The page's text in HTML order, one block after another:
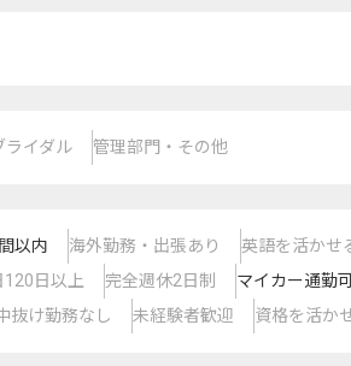
ライダル 管理部門・その他
以内 海外勤務・出張あり 英語を活かせ
日以上 完全週休2日制 マイカー通勤
抜け勤務なし 未経験者歓迎 資格を活か